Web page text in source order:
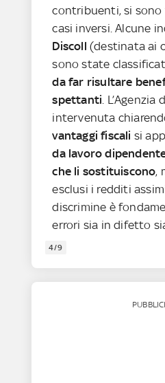
contribuenti, si
casi inversi. Alcune
Discoll(destinata ai
sono state
da far risultare
spettanti .
intervenuta
vantaggi fiscali si
da lavoro
che li sostituiscono,
esclusi i redditi
discrimine è
errori sia in difetto
4/9